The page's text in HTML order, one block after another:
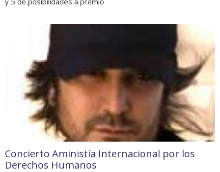
Concierto Aministía Internacional por los
Derechos Humanos